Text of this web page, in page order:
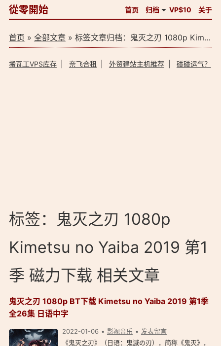
從零開始 首页 归档 VP$10 关于
首页 » 全部文章» 标签文章归档：鬼灭之刃 1080p Kimetsu no Yaiba 2019 第1季 磁力下载（1）
搬瓦工VPS库存| 奈飞合租 外贸建站主机推荐| 碰碰运气？
标签：鬼灭之刃 1080p
Kimetsu no Yaiba 2019 第1
季 磁力下载 相关文章
鬼灭之刃 1080p BT下载 Kimetsu no Yaiba 2019 第1季
全26集 日语中字
2022-01-06 影视音乐
发表留言
《鬼灭之刃》（日语：鬼滅の刃），简称《鬼灭》，